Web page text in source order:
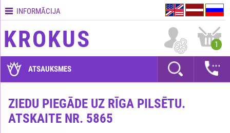
Kontakti
Piegādes
GARANTIJAS
apmaksāt?
Kā
INFORMĀCIJA
KROKUS 1
ATSAUKSMES
ZIEDU PIEGĀDE UZ RĪGA PILSĒTU.
ATSKAITE NR. 5865